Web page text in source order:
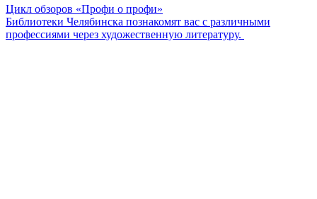
Цикл обзоров «Профи о профи»
Библиотеки Челябинска познакомят вас с различными
профессиями через художественную литературу.